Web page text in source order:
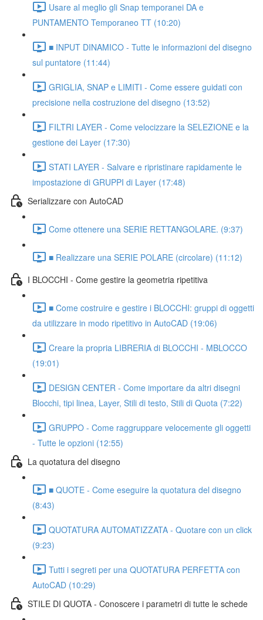
Usare al meglio gli Snap temporanei DA e
PUNTAMENTO Temporaneo TT (10:20)
■ INPUT DINAMICO - Tutte le informazioni del disegno
sul puntatore (11:44)
GRIGLIA, SNAP e LIMITI - Come essere guidati con
precisione nella costruzione del disegno (13:52)
FILTRI LAYER - Come velocizzare la SELEZIONE e la
gestione dei Layer (17:30)
STATI LAYER - Salvare e ripristinare rapidamente le
impostazione di GRUPPI di Layer (17:48)
Serializzare con AutoCAD
Come ottenere una SERIE RETTANGOLARE. (9:37)
■ Realizzare una SERIE POLARE (circolare) (11:12)
I BLOCCHI - Come gestire la geometria ripetitiva
■ Come costruire e gestire i BLOCCHI: gruppi di oggetti
da utilizzare in modo ripetitivo in AutoCAD (19:06)
Creare la propria LIBRERIA di BLOCCHI - MBLOCCO
(19:01)
DESIGN CENTER - Come importare da altri disegni
Blocchi, tipi linea, Layer, Stili di testo, Stili di Quota (7:22)
GRUPPO - Come raggruppare velocemente gli oggetti
- Tutte le opzioni (12:55)
La quotatura del disegno
■ QUOTE - Come eseguire la quotatura del disegno
(8:43)
QUOTATURA AUTOMATIZZATA - Quotare con un click
(9:23)
Tutti i segreti per una QUOTATURA PERFETTA con
AutoCAD (10:29)
STILE DI QUOTA - Conoscere i parametri di tutte le schede